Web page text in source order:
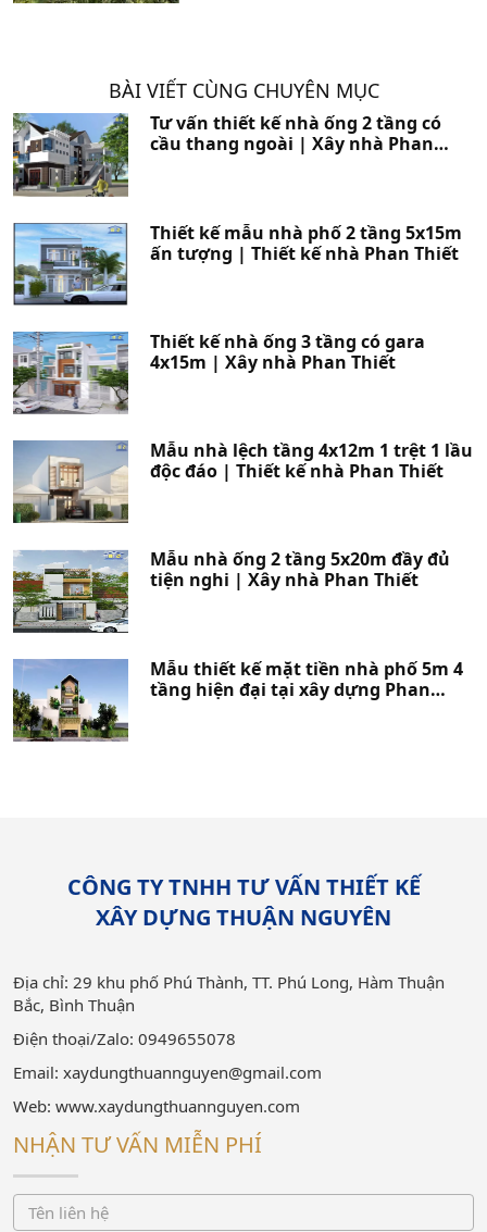
BÀI VIẾT CÙNG CHUYÊN MỤC
Tư vấn thiết kế nhà ống 2 tầng có
cầu thang ngoài | Xây nhà Phan
Thiết kế mẫu nhà phố 2 tầng 5x15m
ấn tượng | Thiết kế nhà Phan Thiết
Thiết kế nhà ống 3 tầng có gara
4x15m | Xây nhà Phan Thiết
Mẫu nhà lệch tầng 4x12m 1 trệt 1 lầu
độc đáo | Thiết kế nhà Phan Thiết
Mẫu nhà ống 2 tầng 5x20m đầy đủ
tiện nghi | Xây nhà Phan Thiết
Mẫu thiết kế mặt tiền nhà phố 5m 4
tầng hiện đại tại xây dựng Phan
CÔNG TY TNHH TƯ VẤN THIẾT KẾ
XÂY DỰNG THUẬN NGUYÊN
Địa chỉ: 29 khu phố Phú Thành, TT. Phú Long, Hàm Thuận
Bắc, Bình Thuận
Điện thoại/Zalo: 0949655078
Email: xaydungthuannguyen@gmail.com
Web: www.xaydungthuannguyen.com
NHẬN TƯ VẤN MIỄN PHÍ